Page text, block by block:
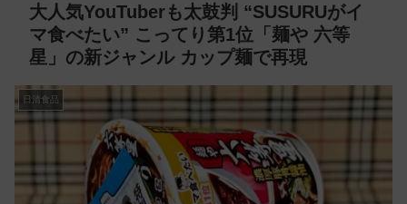
大人気YouTuberも太鼓判 “SUSURUがイ
マ食べたい” こってり第1位「麺や 六等
星」の新ジャンル カップ麺で再現
日清食品